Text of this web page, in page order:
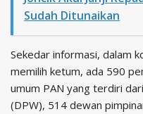
Sudah Ditunaikan
Sekedar informasi, dalam
memilih ketum, ada 590
umum PAN yang terdiri
(DPW), 514 dewan